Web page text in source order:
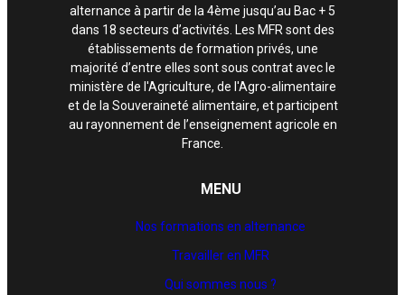
alternance à partir de la 4ème jusqu’au Bac + 5
dans 18 secteurs d’activités. Les MFR sont des
établissements de formation privés, une
majorité d’entre elles sont sous contrat avec le
ministère de l'Agriculture, de l'Agro-alimentaire
et de la Souveraineté alimentaire, et participent
au rayonnement de l’enseignement agricole en
France.
MENU
Nos formations en alternance
Travailler en MFR
Qui sommes nous ?